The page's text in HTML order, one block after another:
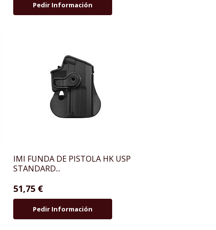
Pedir Información
IMI FUNDA DE PISTOLA HK USP
STANDARD...
51,75 €
Pedir Información